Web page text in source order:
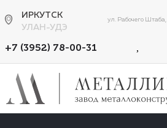
ИРКУТСК
УЛАН-УДЭ
ул. Рабочего Штаба,
+7 (3952) 78-00-31 ,